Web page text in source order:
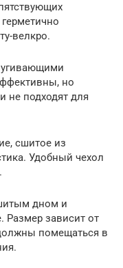
велкро.
но
не подходят для
сшитое из
Удобный чехол
дном и
Размер зависит от
помещаться в